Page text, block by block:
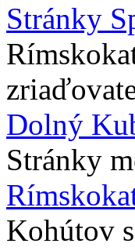
Stránky
Dolný
Stránky
Kohútov